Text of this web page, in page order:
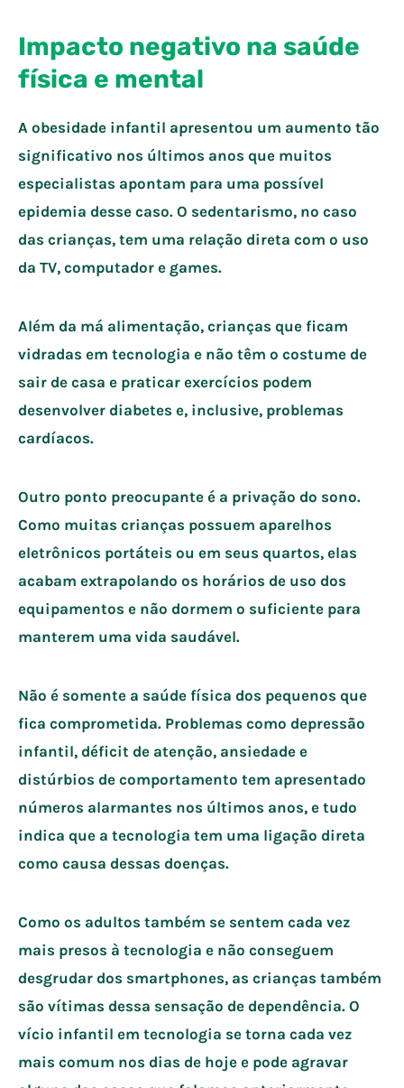
Impacto negativo na saúde
física e mental
A obesidade infantil apresentou um aumento tão
significativo nos últimos anos que muitos
especialistas apontam para uma possível
epidemia desse caso. O sedentarismo, no caso
das crianças, tem uma relação direta com o uso
da TV, computador e games.
Além da má alimentação, crianças que ficam
vidradas em tecnologia e não têm o costume de
sair de casa e praticar exercícios podem
desenvolver diabetes e, inclusive, problemas
cardíacos.
Outro ponto preocupante é a privação do sono.
Como muitas crianças possuem aparelhos
eletrônicos portáteis ou em seus quartos, elas
acabam extrapolando os horários de uso dos
equipamentos e não dormem o suficiente para
manterem uma vida saudável.
Não é somente a saúde física dos pequenos que
fica comprometida. Problemas como depressão
infantil, déficit de atenção, ansiedade e
distúrbios de comportamento tem apresentado
números alarmantes nos últimos anos, e tudo
indica que a tecnologia tem uma ligação direta
como causa dessas doenças.
Como os adultos também se sentem cada vez
mais presos à tecnologia e não conseguem
desgrudar dos smartphones, as crianças também
são vítimas dessa sensação de dependência. O
vício infantil em tecnologia se torna cada vez
mais comum nos dias de hoje e pode agravar